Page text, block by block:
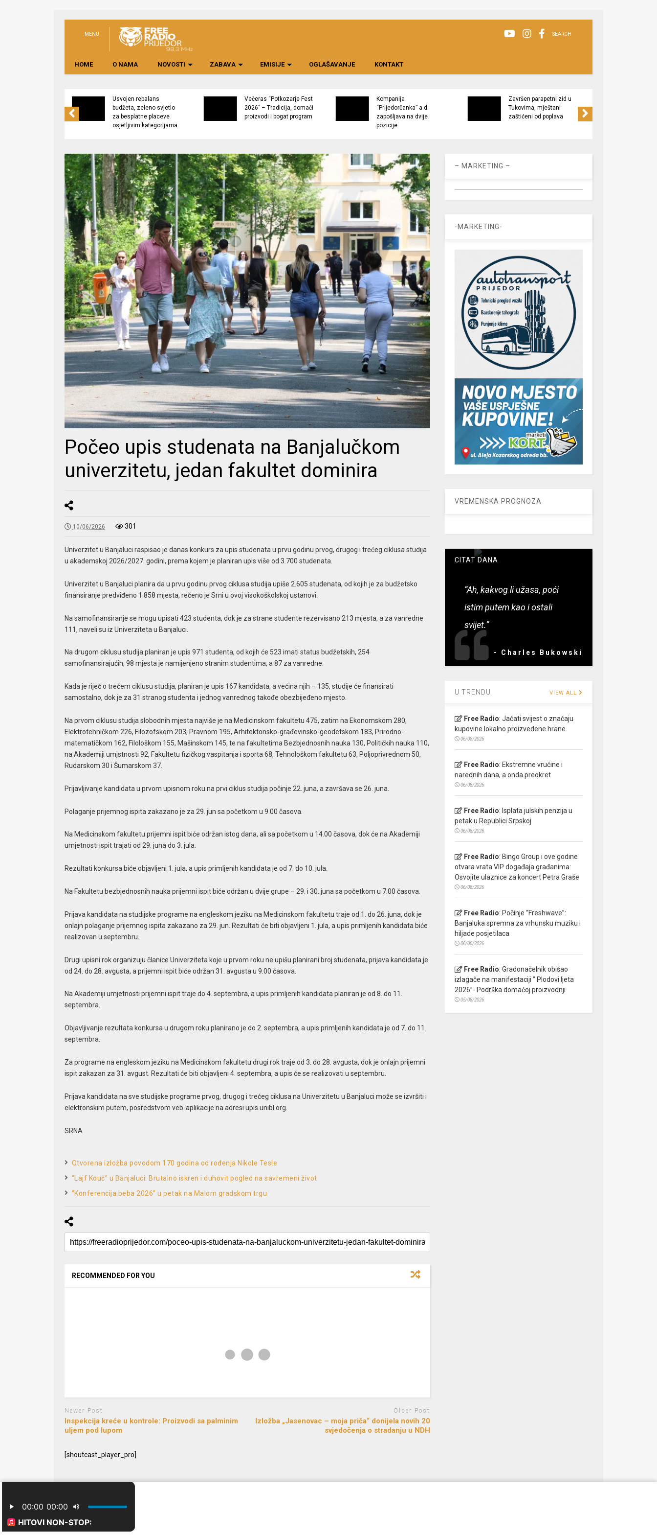
MENU SEARCH
HOME O NAMA NOVOSTI ZABAVA EMISIJE OGLAŠAVANJE KONTAKT
Usvojen rebalans
budžeta, zeleno svjetlo
za besplatne placeve
osjetljivim kategorijama
Večeras “Potkozarje Fest
2026” – Tradicija, domaći
proizvodi i bogat program
Kompanija
“Prijedorčanka” a.d.
zapošljava na dvije
pozicije
Završen parapetni zid u
Tukovima, mještani
zaštićeni od poplava
Počeo upis studenata na Banjalučkom
univerzitetu, jedan fakultet dominira
10/06/2026 301
Univerzitet u Banjaluci raspisao je danas konkurs za upis studenata u prvu godinu prvog, drugog i trećeg ciklusa studija
u akademskoj 2026/2027. godini, prema kojem je planiran upis više od 3.700 studenata.
Univerzitet u Banjaluci planira da u prvu godinu prvog ciklusa studija upiše 2.605 studenata, od kojih je za budžetsko
finansiranje predviđeno 1.858 mjesta, rečeno je Srni u ovoj visokoškolskoj ustanovi.
Na samofinansiranje se mogu upisati 423 studenta, dok je za strane studente rezervisano 213 mjesta, a za vanredne
111, naveli su iz Univerziteta u Banjaluci.
Na drugom ciklusu studija planiran je upis 971 studenta, od kojih će 523 imati status budžetskih, 254
samofinansirajućih, 98 mjesta je namijenjeno stranim studentima, a 87 za vanredne.
Kada je riječ o trećem ciklusu studija, planiran je upis 167 kandidata, a većina njih – 135, studije će finansirati
samostalno, dok je za 31 stranog studenta i jednog vanrednog takođe obezbijeđeno mjesto.
Na prvom ciklusu studija slobodnih mjesta najviše je na Medicinskom fakultetu 475, zatim na Ekonomskom 280,
Elektrotehničkom 226, Filozofskom 203, Pravnom 195, Arhitektonsko-građevinsko-geodetskom 183, Prirodno-
matematičkom 162, Filološkom 155, Mašinskom 145, te na fakultetima Bezbjednosnih nauka 130, Političkih nauka 110,
na Akademiji umjstnosti 92, Fakultetu fizičkog vaspitanja i sporta 68, Tehnološkom fakultetu 63, Poljoprivrednom 50,
Rudarskom 30 i Šumarskom 37.
Prijavljivanje kandidata u prvom upisnom roku na prvi ciklus studija počinje 22. juna, a završava se 26. juna.
Polaganje prijemnog ispita zakazano je za 29. jun sa početkom u 9.00 časova.
Na Medicinskom fakultetu prijemni ispit biće održan istog dana, ali sa početkom u 14.00 časova, dok će na Akademiji
umjetnosti ispit trajati od 29. juna do 3. jula.
Rezultati konkursa biće objavljeni 1. jula, a upis primljenih kandidata je od 7. do 10. jula.
Na Fakultetu bezbjednosnih nauka prijemni ispit biće održan u dvije grupe – 29. i 30. juna sa početkom u 7.00 časova.
Prijava kandidata na studijske programe na engleskom jeziku na Medicinskom fakultetu traje od 1. do 26. juna, dok je
onlajn polaganje prijemnog ispita zakazano za 29. jun. Rezultati će biti objavljeni 1. jula, a upis primljenih kandidata biće
realizovan u septembru.
Drugi upisni rok organizuju članice Univerziteta koje u prvom roku ne upišu planirani broj studenata, prijava kandidata je
od 24. do 28. avgusta, a prijemni ispit biće održan 31. avgusta u 9.00 časova.
Na Akademiji umjetnosti prijemni ispit traje do 4. septembra, a upis primljenih kandidata planiran je od 8. do 11.
septembra.
Objavljivanje rezultata konkursa u drugom roku planirano je do 2. septembra, a upis primljenih kandidata je od 7. do 11.
septembra.
Za programe na engleskom jeziku na Medicinskom fakultetu drugi rok traje od 3. do 28. avgusta, dok je onlajn prijemni
ispit zakazan za 31. avgust. Rezultati će biti objavljeni 4. septembra, a upis će se realizovati u septembru.
Prijava kandidata na sve studijske programe prvog, drugog i trećeg ciklusa na Univerzitetu u Banjaluci može se izvršiti i
elektronskim putem, posredstvom veb-aplikacije na adresi upis.unibl.org.
SRNA
Otvorena izložba povodom 170 godina od rođenja Nikole Tesle
“Lajf Kouč” u Banjaluci: Brutalno iskren i duhovit pogled na savremeni život
“Konferencija beba 2026” u petak na Malom gradskom trgu
RECOMMENDED FOR YOU
Newer Post
Inspekcija kreće u kontrole: Proizvodi sa palminim
uljem pod lupom
Older Post
Izložba „Jasenovac – moja priča“ donijela novih 20
svjedočenja o stradanju u NDH
– MARKETING –
-MARKETING-
VREMENSKA PROGNOZA
CITAT DANA
“Ah, kakvog li užasa, poći
istim putem kao i ostali
svijet.”
- Charles Bukowski
U TRENDU VIEW ALL
Free Radio: Jačati svijest o značaju
kupovine lokalno proizvedene hrane
06/08/2026
Free Radio: Ekstremne vrućine i
narednih dana, a onda preokret
06/08/2026
Free Radio: Isplata julskih penzija u
petak u Republici Srpskoj
06/08/2026
Free Radio: Bingo Group i ove godine
otvara vrata VIP događaja građanima:
Osvojite ulaznice za koncert Petra Graše
06/08/2026
Free Radio: Počinje “Freshwave”:
Banjaluka spremna za vrhunsku muziku i
hiljade posjetilaca
06/08/2026
Free Radio: Gradonačelnik obišao
izlagače na manifestaciji ” Plodovi ljeta
2026”- Podrška domaćoj proizvodnji
05/08/2026
[shoutcast_player_pro]